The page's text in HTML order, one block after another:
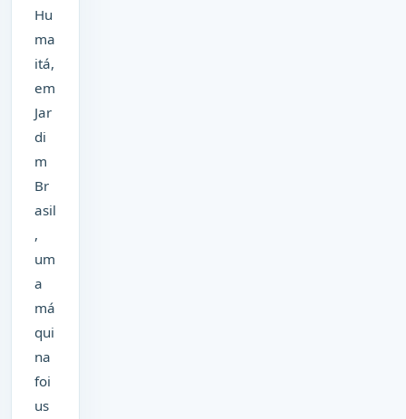
Hu
ma
itá,
em
Jar
di
m
Br
asil
,
um
a
má
qui
na
foi
us